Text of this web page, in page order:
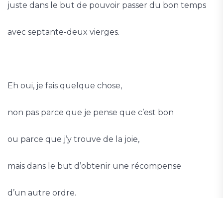
juste dans le but de pouvoir passer du bon temps
avec septante-deux vierges.
Eh oui, je fais quelque chose,
non pas parce que je pense que c’est bon
ou parce que j’y trouve de la joie,
mais dans le but d’obtenir une récompense
d’un autre ordre.